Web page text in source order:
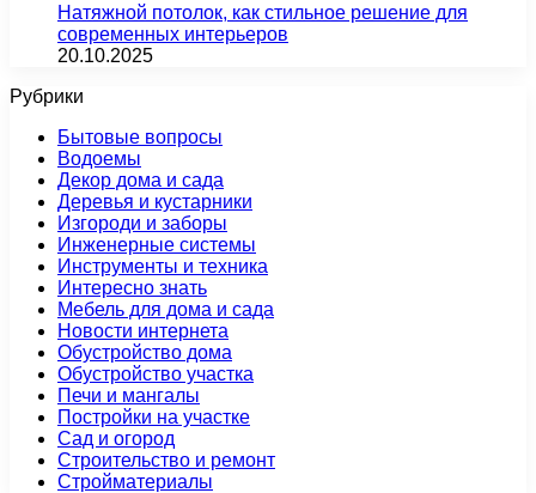
Натяжной потолок, как стильное решение для
современных интерьеров
20.10.2025
Рубрики
Бытовые вопросы
Водоемы
Декор дома и сада
Деревья и кустарники
Изгороди и заборы
Инженерные системы
Инструменты и техника
Интересно знать
Мебель для дома и сада
Новости интернета
Обустройство дома
Обустройство участка
Печи и мангалы
Постройки на участке
Сад и огород
Строительство и ремонт
Стройматериалы